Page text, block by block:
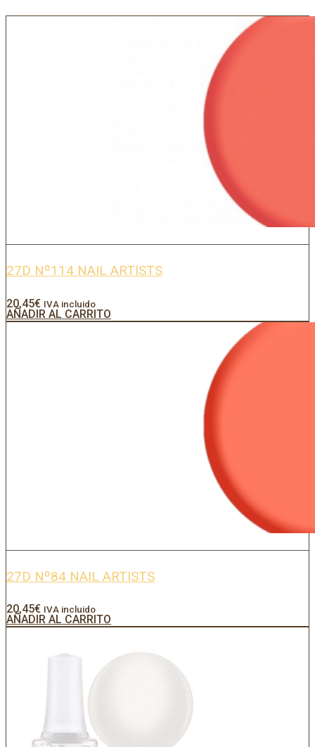
27D Nº114 NAIL ARTISTS
20,45€ IVA incluido
AÑADIR AL CARRITO
27D Nº84 NAIL ARTISTS
20,45€ IVA incluido
AÑADIR AL CARRITO